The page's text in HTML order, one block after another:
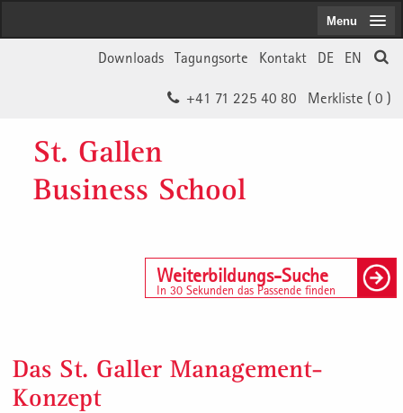
EN
DE
Kontakt
Tagungsorte
Downloads
Merkliste ( 0 )
+41 71 225 40 80
St. Gallen
Business School
Weiterbildungs-Suche
In 30 Sekunden das Passende finden
Menu
Das St. Galler Management-
Konzept